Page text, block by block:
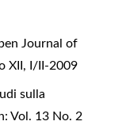
Journal of
XII, I/II-2009
sulla
Vol. 13 No. 2